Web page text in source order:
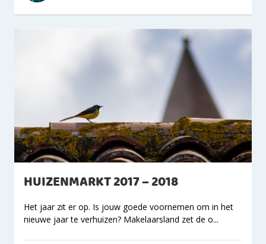
HUIZENMARKT 2017 – 2018
Het jaar zit er op. Is jouw goede voornemen om in het
nieuwe jaar te verhuizen? Makelaarsland zet de o...